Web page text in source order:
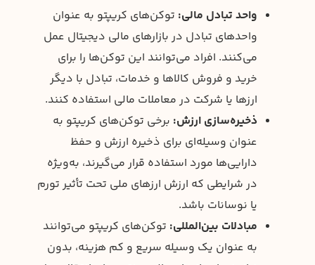
واحد تبادل مالی: توکن‌های کریپتو به عنوان
واحدهای تبادل در بازارهای مالی دیجیتال عمل
می‌کنند. افراد می‌توانند این توکن‌ها را برای
خرید و فروش کالاها و خدمات، تبادل با دیگر
ارزها یا شرکت در معاملات مالی استفاده کنند.
ذخیره‌سازی ارزش: برخی توکن‌های کریپتو به
عنوان وسیله‌ای برای ذخیره ارزش و حفظ
دارایی‌ها مورد استفاده قرار می‌گیرند، به‌ویژه
در شرایطی که ارزش ارزهای ملی تحت تأثیر تورم
یا نوسانات باشد.
مبادلات بین‌المللی: توکن‌های کریپتو می‌توانند
به عنوان یک وسیله سریع و کم هزینه، بدون